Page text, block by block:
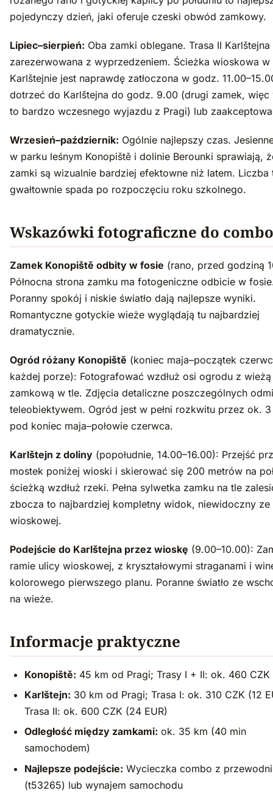
pojedynczy dzień, jaki oferuje czeski obwód zamkowy.
Lipiec–sierpień: Oba zamki oblegane. Trasa II
zarezerwowana z wyprzedzeniem. Ścieżka wioskowa w
Karlštejnie jest naprawdę zatłoczona w godz.
dotrzeć do Karlštejna do godz. 9.00 (drugi zamek, więc
to bardzo wczesnego wyjazdu z Pragi) lub
Wrzesień–październik: Ogólnie najlepszy czas.
w parku leśnym Konopiště i dolinie Berounki sprawiają,
zamki są wizualnie bardziej efektowne niż latem. Liczba
gwałtownie spada po rozpoczęciu roku szkolnego.
Wskazówki fotograficzne do combo
Zamek Konopiště odbity w fosie (rano, przed godziną
Północna strona zamku ma fotogeniczne odbicie w
Poranny spokój i niskie światło dają najlepsze wyniki.
Romantyczne gotyckie wieże wyglądają tu najbardziej
dramatycznie.
Ogród różany Konopiště (koniec maja–początek
każdej porze): Fotografować wzdłuż osi ogrodu z wieżą
zamkową w tle. Zdjęcia detaliczne poszczególnych
teleobiektywem. Ogród jest w pełni rozkwitu przez ok.
pod koniec maja–połowie czerwca.
Karlštejn z doliny (popołudnie, 14.00–16.00): Przejść
mostek poniżej wioski i skierować się 200 metrów na
ścieżką wzdłuż rzeki. Pełna sylwetka zamku na tle
zbocza to najbardziej kompletny widok, niewidoczny ze
wioskowej.
Podejście do Karlštejna przez wioskę (9.00–10.00):
ramie ulicy wioskowej, z kryształowymi straganami i
kolorowego pierwszego planu. Poranne światło ze
na wieże.
Informacje praktyczne
Konopiště: 45 km od Pragi; Trasy I + II: ok. 460 CZK
Karlštejn: 30 km od Pragi; Trasa I: ok. 310 CZK (12
Trasa II: ok. 600 CZK (24 EUR)
Odległość między zamkami: ok. 35 km (40 min
samochodem)
Najlepsze podejście: Wycieczka combo z
(t53265) lub wynajem samochodu